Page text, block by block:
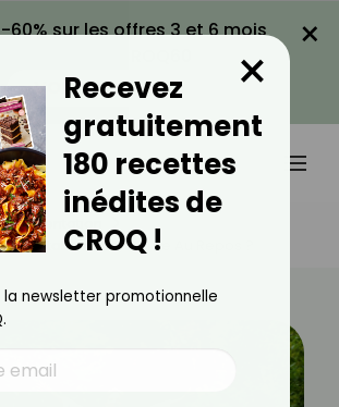
-60% sur les offres 3 et 6 mois
VOIR LA PROMO
×
Alimentation
Métabolisme, Même Au Repos ?
Recevez
gratuitement
180 recettes
inédites de
CROQ !
×
la newsletter promotionnelle